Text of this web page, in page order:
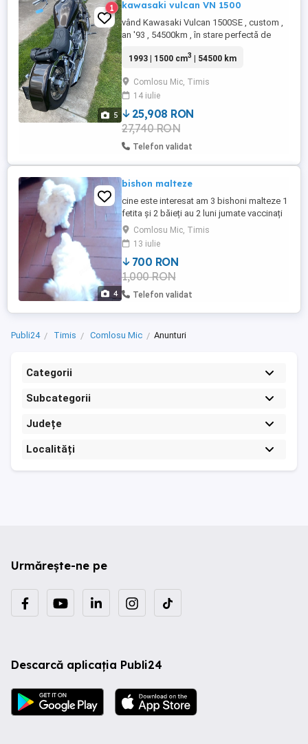
5
1 kawasaki vulcan VN 1500
vând Kawasaki Vulcan 1500SE , custom ,
an '93 , 54500km , în stare perfectă de
CIV , este pregătită pentru înmatriculare și
1993 | 1500 cm3 | 54500 km
Comlosu Mic, Timis
14 iulie
25,908 RON
27,740 RON
Telefon validat
4
bishon malteze
cine este interesat am 3 bishoni malteze 1
fetita și 2 băieți au 2 luni jumate vaccinați
deparazitați mai multe detali la nr
Comlosu Mic, Timis
13 iulie
700 RON
1,000 RON
Telefon validat
Publi24 Timis Comlosu Mic Anunturi
Categorii
Subcategorii
Județe
Localități
Urmărește-ne pe
Descarcă aplicația Publi24